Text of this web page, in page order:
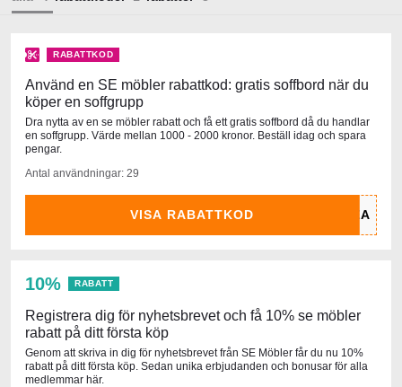
RABATTKOD
Använd en SE möbler rabattkod: gratis soffbord när du
köper en soffgrupp
Dra nytta av en se möbler rabatt och få ett gratis soffbord då du handlar
en soffgrupp. Värde mellan 1000 - 2000 kronor. Beställ idag och spara
pengar.
Antal användningar: 29
VISA RABATTKOD
10% RABATT
Registrera dig för nyhetsbrevet och få 10% se möbler
rabatt på ditt första köp
Genom att skriva in dig för nyhetsbrevet från SE Möbler får du nu 10%
rabatt på ditt första köp. Sedan unika erbjudanden och bonusar för alla
medlemmar här.